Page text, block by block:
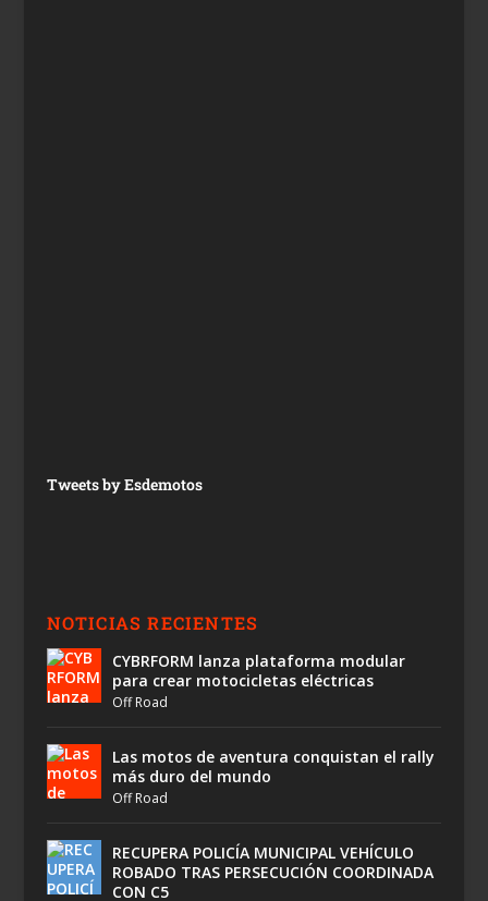
Tweets by Esdemotos
NOTICIAS RECIENTES
CYBRFORM lanza plataforma modular
para crear motocicletas eléctricas
Off Road
Las motos de aventura conquistan el rally
más duro del mundo
Off Road
RECUPERA POLICÍA MUNICIPAL VEHÍCULO
ROBADO TRAS PERSECUCIÓN COORDINADA
CON C5